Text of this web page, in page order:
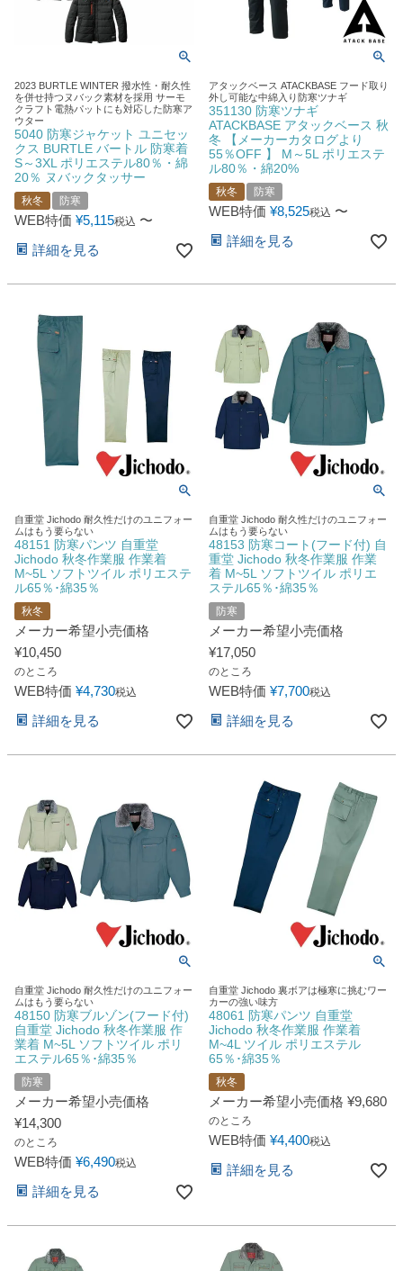
2023 BURTLE WINTER 撥水性・耐久性
を併せ持つヌバック素材を採用 サーモ
クラフト電熱パットにも対応した防寒ア
ウター
5040 防寒ジャケット ユニセッ
クス BURTLE バートル 防寒着
S～3XL ポリエステル80％・綿
20％ ヌバックタッサー
秋冬 防寒
WEB特価 ¥5,115税込 〜
詳細を見る
アタックベース ATACKBASE フード取り
外し可能な中綿入り防寒ツナギ
351130 防寒ツナギ
ATACKBASE アタックベース 秋
冬 【メーカーカタログより
55％OFF 】 M～5L ポリエステ
ル80％・綿20%
秋冬 防寒
WEB特価 ¥8,525税込 〜
詳細を見る
自重堂 Jichodo 耐久性だけのユニフォー
ムはもう要らない
48151 防寒パンツ 自重堂
Jichodo 秋冬作業服 作業着
M~5L ソフトツイル ポリエステ
ル65％･綿35％
秋冬
メーカー希望小売価格
¥10,450
のところ
WEB特価 ¥4,730税込
詳細を見る
自重堂 Jichodo 耐久性だけのユニフォー
ムはもう要らない
48153 防寒コート(フード付) 自
重堂 Jichodo 秋冬作業服 作業
着 M~5L ソフトツイル ポリエ
ステル65％･綿35％
防寒
メーカー希望小売価格
¥17,050
のところ
WEB特価 ¥7,700税込
詳細を見る
自重堂 Jichodo 耐久性だけのユニフォー
ムはもう要らない
48150 防寒ブルゾン(フード付)
自重堂 Jichodo 秋冬作業服 作
業着 M~5L ソフトツイル ポリ
エステル65％･綿35％
防寒
メーカー希望小売価格
¥14,300
のところ
WEB特価 ¥6,490税込
詳細を見る
自重堂 Jichodo 裏ボアは極寒に挑むワー
カーの強い味方
48061 防寒パンツ 自重堂
Jichodo 秋冬作業服 作業着
M~4L ツイル ポリエステル
65％･綿35％
秋冬
メーカー希望小売価格 ¥9,680
のところ
WEB特価 ¥4,400税込
詳細を見る